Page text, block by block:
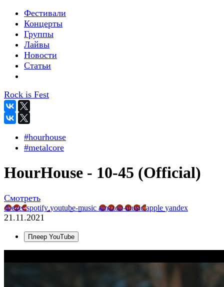
Фестивали
Концерты
Группы
Лайвы
Новости
Статьи
Rock is Fest
#hourhouse
#metalcore
HourHouse - 10-45 (Official)
Смотреть
deezerspotifyyoutube-music amazon-musicapple yandex
21.11.2021
Плеер YouTube